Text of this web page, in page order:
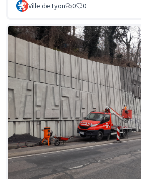
Ville de Lyon 0 0